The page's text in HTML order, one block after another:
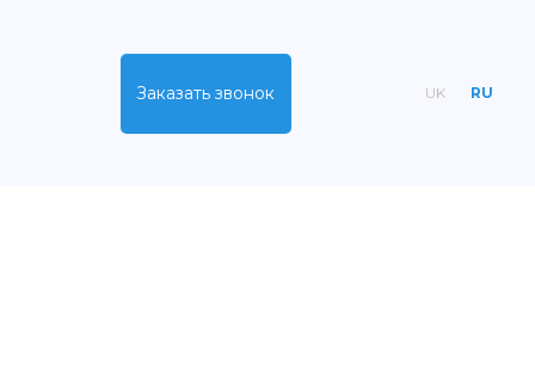
Заказать звонок UK RU